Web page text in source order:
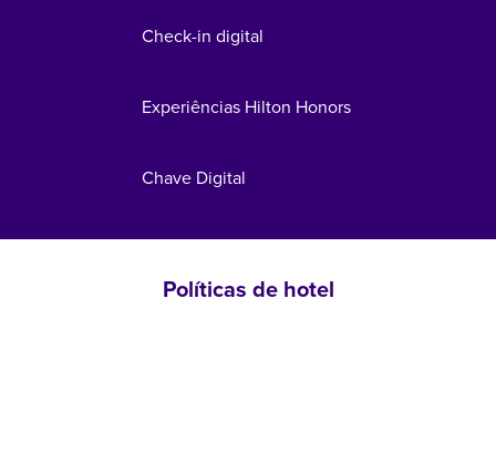
Check-in digital
Experiências Hilton Honors
Chave Digital
Políticas de hotel